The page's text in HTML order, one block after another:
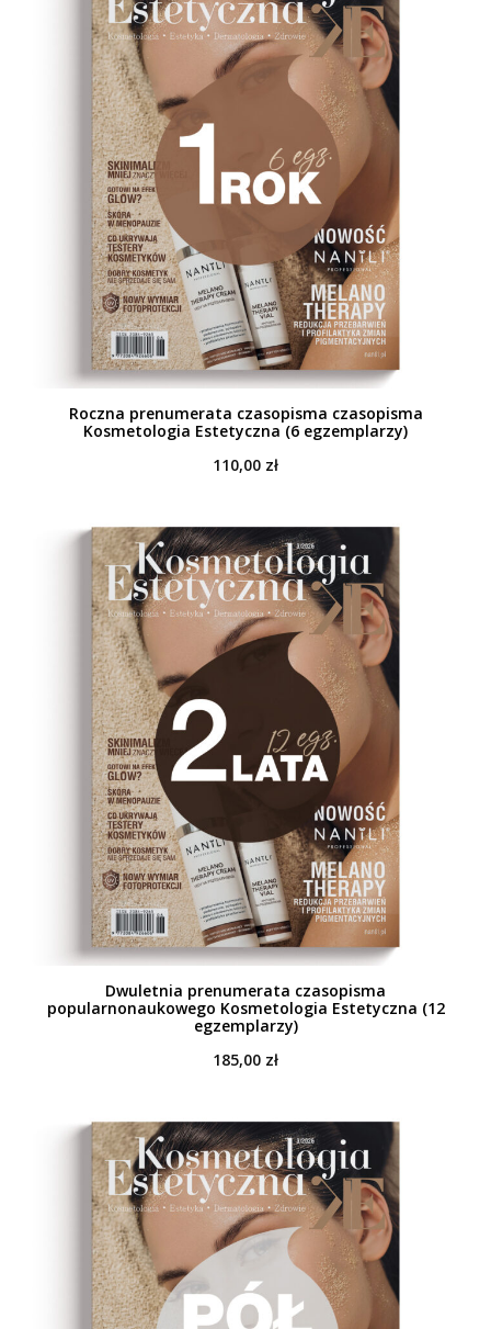
Roczna prenumerata czasopisma czasopisma
Kosmetologia Estetyczna (6 egzemplarzy)
110,00 zł
Dwuletnia prenumerata czasopisma
popularnonaukowego Kosmetologia Estetyczna (12
egzemplarzy)
185,00 zł